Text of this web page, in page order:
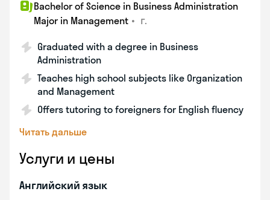
Bachelor of Science in Business Administration
Major in Management • г.
Graduated with a degree in Business
Administration
Teaches high school subjects like Organization
and Management
Offers tutoring to foreigners for English fluency
Читать дальше
Услуги и цены
Английский язык